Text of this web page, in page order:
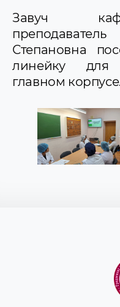
Завуч
Степановна
линейку для
главном